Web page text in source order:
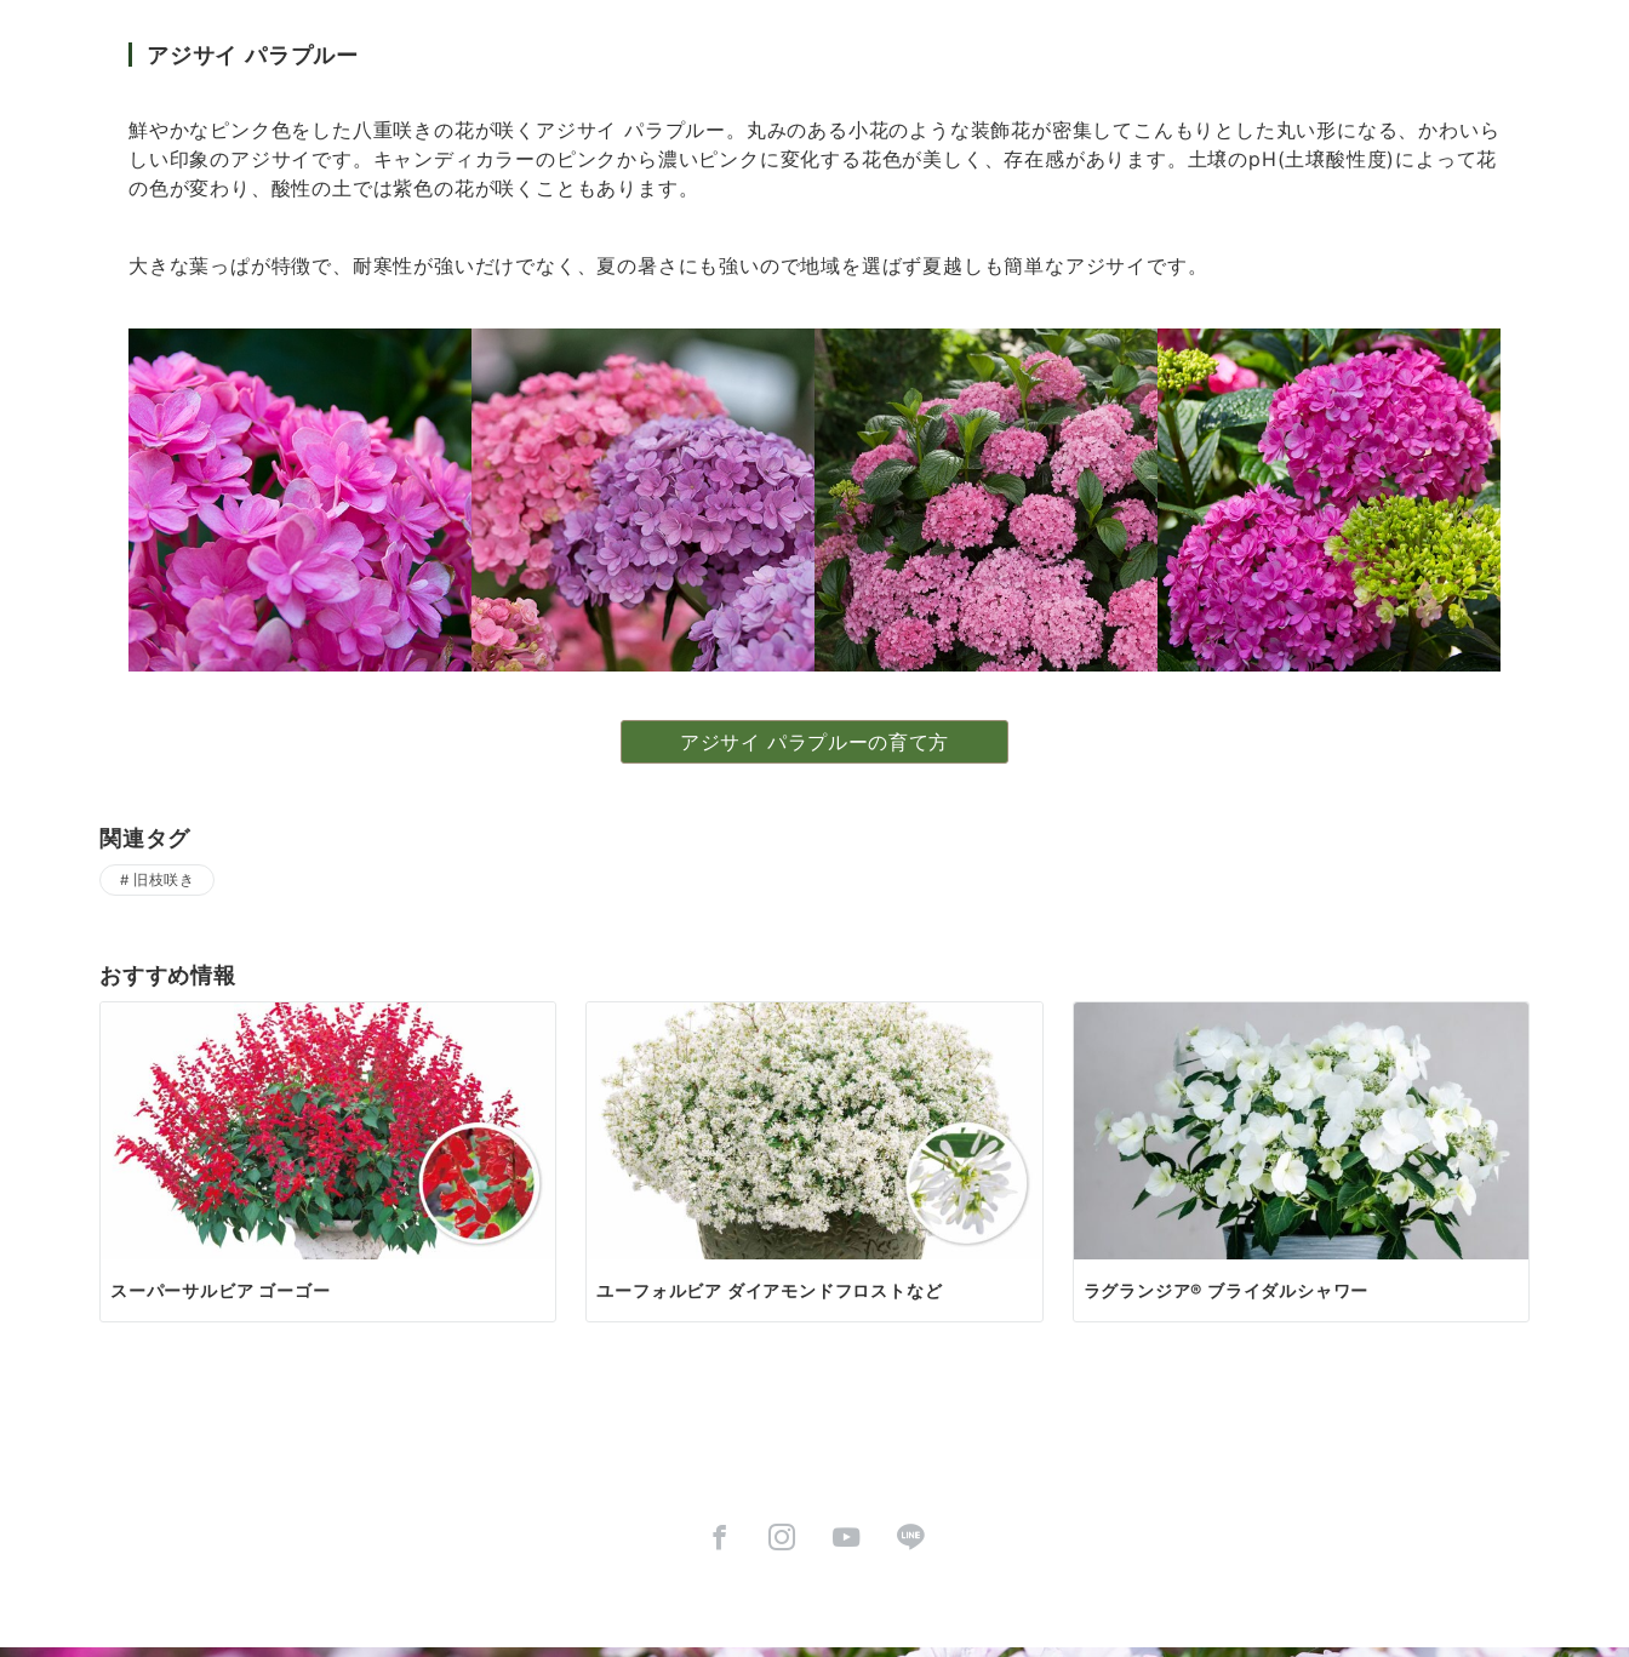
アジサイ パラプルー
鮮やかなピンク色をした八重咲きの花が咲くアジサイ パラプルー。丸みのある小花のような装飾花が密集してこんもりとした丸い形になる、かわいら
しい印象のアジサイです。キャンディカラーのピンクから濃いピンクに変化する花色が美しく、存在感があります。土壌のpH(土壌酸性度)によって花
の色が変わり、酸性の土では紫色の花が咲くこともあります。
大きな葉っぱが特徴で、耐寒性が強いだけでなく、夏の暑さにも強いので地域を選ばず夏越しも簡単なアジサイです。
アジサイ パラプルーの育て方
関連タグ
旧枝咲き
おすすめ情報
スーパーサルビア ゴーゴー ユーフォルビア ダイアモンドフロストなど ラグランジア® ブライダルシャワー